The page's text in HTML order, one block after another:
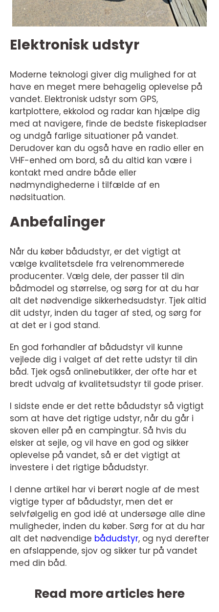
Elektronisk udstyr
Moderne teknologi giver dig mulighed for at
have en meget mere behagelig oplevelse på
vandet. Elektronisk udstyr som GPS,
kartplottere, ekkolod og radar kan hjælpe dig
med at navigere, finde de bedste fiskepladser
og undgå farlige situationer på vandet.
Derudover kan du også have en radio eller en
VHF-enhed om bord, så du altid kan være i
kontakt med andre både eller
nødmyndighederne i tilfælde af en
nødsituation.
Anbefalinger
Når du køber bådudstyr, er det vigtigt at
vælge kvalitetsdele fra velrenommerede
producenter. Vælg dele, der passer til din
bådmodel og størrelse, og sørg for at du har
alt det nødvendige sikkerhedsudstyr. Tjek altid
dit udstyr, inden du tager af sted, og sørg for
at det er i god stand.
En god forhandler af bådudstyr vil kunne
vejlede dig i valget af det rette udstyr til din
båd. Tjek også onlinebutikker, der ofte har et
bredt udvalg af kvalitetsudstyr til gode priser.
I sidste ende er det rette bådudstyr så vigtigt
som at have det rigtige udstyr, når du går i
skoven eller på en campingtur. Så hvis du
elsker at sejle, og vil have en god og sikker
oplevelse på vandet, så er det vigtigt at
investere i det rigtige bådudstyr.
I denne artikel har vi berørt nogle af de mest
vigtige typer af bådudstyr, men det er
selvfølgelig en god idé at undersøge alle dine
muligheder, inden du køber. Sørg for at du har
alt det nødvendige bådudstyr, og nyd derefter
en afslappende, sjov og sikker tur på vandet
med din båd.
Read more articles here